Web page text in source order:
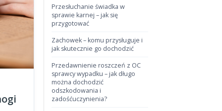
Przesłuchanie świadka w
sprawie karnej – jak się
przygotować
Zachowek – komu przysługuje i
jak skutecznie go dochodzić
Przedawnienie roszczeń z OC
sprawcy wypadku – jak długo
można dochodzić
odszkodowania i
zadośćuczynienia?